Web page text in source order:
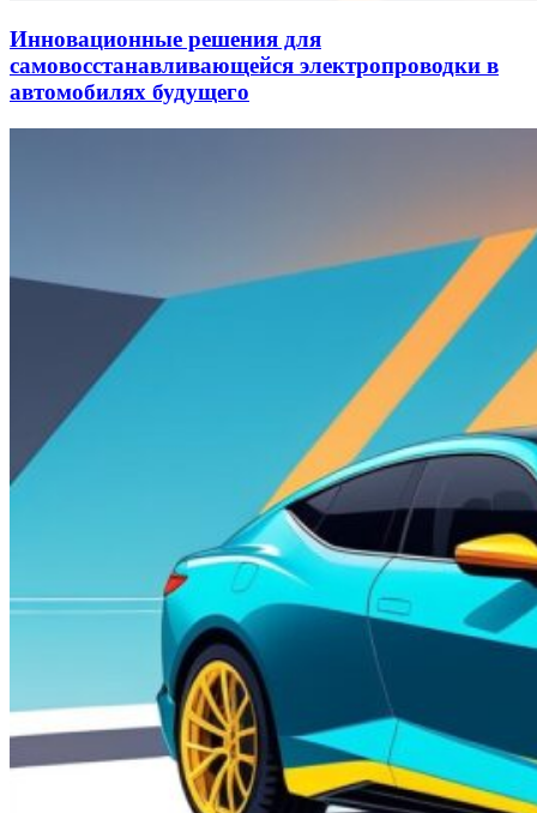
Инновационные решения для
самовосстанавливающейся электропроводки в
автомобилях будущего